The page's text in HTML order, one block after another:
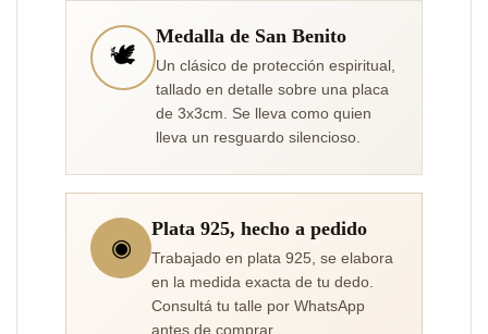
🕊️
Medalla de San Benito
Un clásico de protección espiritual,
tallado en detalle sobre una placa
de 3x3cm. Se lleva como quien
lleva un resguardo silencioso.
◉
Plata 925, hecho a pedido
Trabajado en plata 925, se elabora
en la medida exacta de tu dedo.
Consultá tu talle por WhatsApp
antes de comprar.